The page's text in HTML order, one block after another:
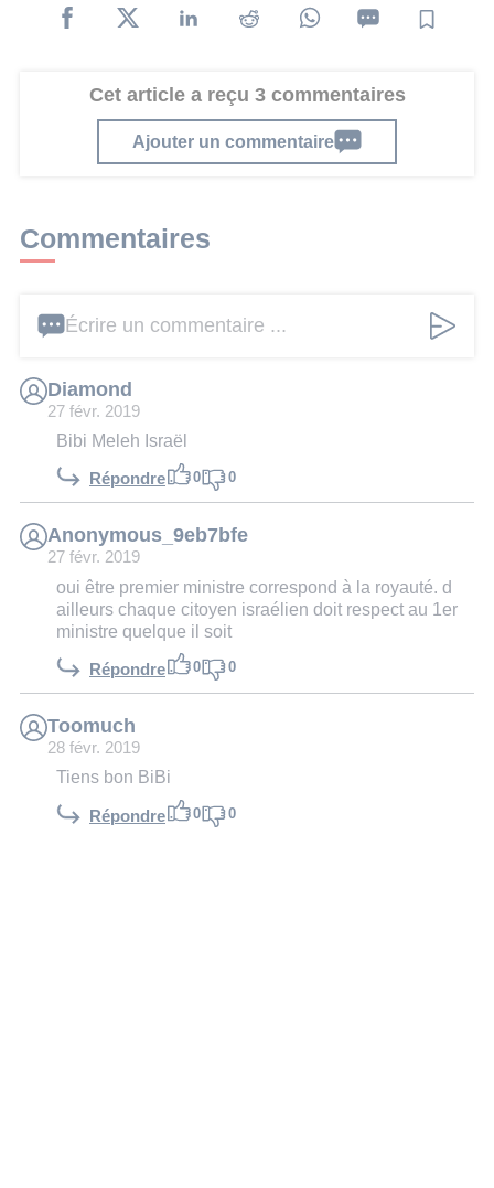
Cet article a reçu 3 commentaires
Ajouter un commentaire
Commentaires
Écrire un commentaire ...
Diamond
27 févr. 2019
Bibi Meleh Israël
Répondre 0 0
Anonymous_9eb7bfe
27 févr. 2019
oui être premier ministre correspond à la royauté. d
ailleurs chaque citoyen israélien doit respect au 1er
ministre quelque il soit
Répondre 0 0
Toomuch
28 févr. 2019
Tiens bon BiBi
Répondre 0 0